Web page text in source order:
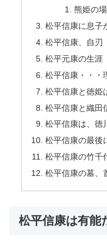
熊姫の
松平信康に息子
松平信康、自刃
松平元康の生涯
松平信康・・・
松平信康と徳姫
松平信康と織田
松平信康は、徳
松平信康の最後
松平信康の竹千
松平信康の墓、
松平信康は有能